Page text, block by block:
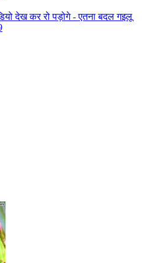
देख कर रो पड़ोगे - एतना बदल गइलू